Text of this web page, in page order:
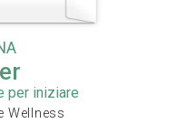
per iniziare
Wellness